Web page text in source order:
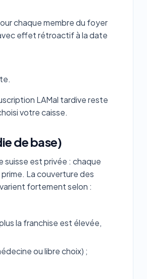
chaque membre du foyer
effet rétroactif à la date
LAMal tardive reste
votre caisse.
de base)
suisse est privée : chaque
La couverture des
fortement selon :
la franchise est élevée,
ou libre choix) ;